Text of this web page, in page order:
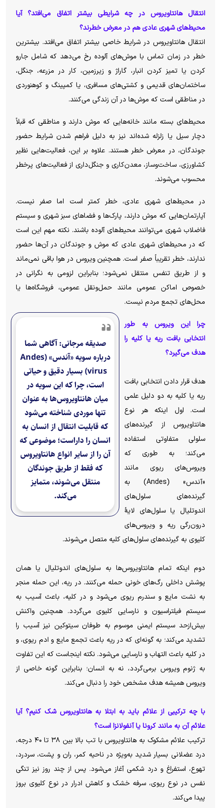
انتقال هانتاویروس در چه شرایطی بیشتر اتفاق می‌افتد؟ آیا
محیط‌های شهری عادی هم در معرض خطرند؟
انتقال هانتاویروس در شرایط خاصی بیشتر اتفاق می‌افتد. بیشترین
خطر در زمان تماس با موش‌های آلوده رخ می‌دهد که شامل جارو
کردن یا تمیز کردن انبار، گاراژ و زیرزمین، کار در مزرعه، جنگل،
ساختمان‌های قدیمی و کشتی‌های مسافری، یا کمپینگ و کوهنوردی
در مناطقی است که موش‌ها در آن زندگی می‌کنند.
محیط‌های بسته مانند خانه‌هایی که موش دارند و مناطقی که قبلاً
دچار سیل یا زلزله شده‌اند نیز به دلیل فراهم شدن شرایط حضور
جوندگان، در معرض خطر هستند. علاوه بر این، فعالیت‌هایی نظیر
کشاورزی، ساخت‌وساز، معدن‌کاری و جنگل‌داری از فعالیت‌های پرخطر
محسوب می‌شوند.
در محیط‌های شهری عادی، خطر کمتر است اما صفر نیست.
آپارتمان‌هایی که موش دارند، پارک‌ها و فضاهای سبز شهری و سیستم
فاضلاب شهری می‌توانند محیط‌های آلوده باشند. نکته مهم این است
که در محیط‌های شهری عادی که موش و جوندگان در آن‌ها حضور
ندارند، خطر تقریباً صفر است. همچنین ویروس در هوا باقی نمی‌ماند
و از طریق تنفس منتقل نمی‌شود؛ بنابراین لزومی به نگرانی در
خصوص اماکن عمومی مانند حمل‌ونقل عمومی، فروشگاه‌ها یا
محل‌های تجمع مردم نیست.
صدیقه مرجانی: آگاهی شما
درباره سویه «آندس» (Andes
virus) بسیار دقیق و حیاتی
است، چرا که این سویه در
میان هانتاویروس‌ها به عنوان
تنها موردی شناخته می‌شود
که قابلیت انتقال از انسان به
انسان را داراست؛ موضوعی که
آن را از سایر انواع هانتاویروس
که فقط از طریق جوندگان
منتقل می‌شوند، متمایز
می‌کند.
چرا این ویروس به طور
انتخابی بافت ریه یا کلیه را
هدف میگیرد؟
هدف قرار دادن انتخابی بافت
ریه یا کلیه به دو دلیل علمی
است. اول اینکه هر نوع
هانتاویروس از گیرنده‌های
سلولی متفاوتی استفاده
می‌کند؛ به طوری که
ویروس‌های ریوی مانند
«آندس» (Andes) به
گیرنده‌های سلول‌های
اندوتلیال یا سلول‌های لایهٔ
درون‌رگی ریه و ویروس‌های
کلیوی به گیرنده‌های سلول‌های کلیه متصل می‌شوند.
دوم اینکه تمام هانتاویروس‌ها به سلول‌های اندوتلیال یا همان
پوشش داخلی رگ‌های خونی حمله می‌کنند. در ریه، این حمله منجر
به نشت مایع و سندرم ریوی می‌شود و در کلیه، باعث آسیب به
سیستم فیلتراسیون و نارسایی کلیوی می‌گردد. همچنین واکنش
بیش‌ازحد سیستم ایمنی موسوم به طوفان سیتوکین نیز آسیب را
تشدید می‌کند؛ به گونه‌ای که در ریه باعث تجمع مایع و ادم ریوی، و
در کلیه باعث التهاب و نارسایی می‌شود. نکته اینجاست که این تفاوت
به ژنوم ویروس برمی‌گردد، نه به انسان؛ بنابراین گونه خاصی از
ویروس همیشه هدف مشخص خود را دنبال می‌کند.
با چه ترکیبی از علائم باید به ابتلا به هانتاویروس شک کنیم؟ آیا
علائمآن به مانند کرونا یا آنفولانزا است؟
ترکیب علائم مشکوک به هانتاویروس با تب بالا بین ۳۸ تا ۴۰ درجه،
درد عضلانی بسیار شدید به‌ویژه در ناحیه کمر، ران و پشت، سردرد،
تهوع، استفراغ و درد شکمی آغاز می‌شود. پس از چند روز نیز تنگی
نفس در نوع ریوی، سرفه خشک و کاهش ادرار در نوع کلیوی بروز
پیدا می‌کند.